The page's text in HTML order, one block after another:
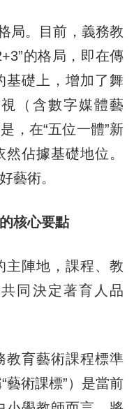
。目前，義務教
的格局，即在傳
基礎上，增加了舞
（含數字媒體藝
，在“五位一體”新
佔據基礎地位。
藝術。
核心要點
陣地，課程、教
同決定著育人品
育藝術課程標準
藝術課標”）是當前